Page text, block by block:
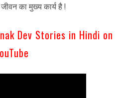
का मुख्य कार्य है !
Dev Stories in Hindi on